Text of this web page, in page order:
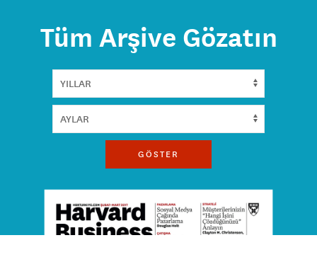
Tüm Arşive Gözatın
GÖSTER